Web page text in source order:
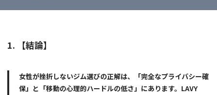
1. 【結論】
女性が挫折しないジム選びの正解は、「完全なプライバシー確
保」と「移動の心理的ハードルの低さ」にあります。LAVY